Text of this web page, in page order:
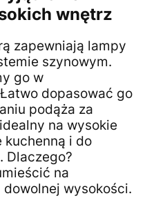
wnętrz
zapewniają lampy
szynowym.
go w
dopasować go
podąża za
na wysokie
kuchenną i do
Dlaczego?
na
wysokości.